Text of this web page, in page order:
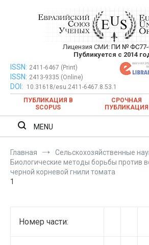
Евразийский Союз
публикация научных
ежемесячном
Лицензия СМИ: ПИ № ФС77-
Публикуется с 2014
Евразийский Союз Ученых —
ежемесячном научном
ISSN: 2411-6467 (Print)
ISSN: 2413-9335 (Online)
DOI:
10.31618/esu.2411-6467.8.53.1
ПУБЛИКАЦИЯ В
SCOPUS
СРОЧНАЯ
ПУБЛИКАЦИЯ
MENU
Главная
Сельскохозяйственные
Биологические методы борьбы против
черной корневой гнили томата
1
Номер части: